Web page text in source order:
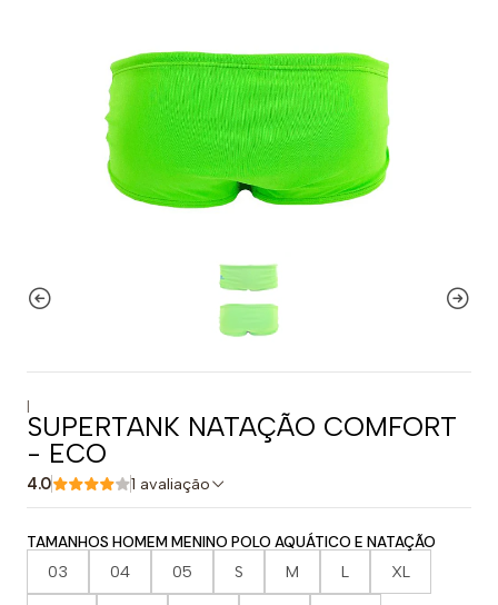
|
SUPERTANK NATAÇÃO COMFORT
- ECO
4.0 1 avaliação
TAMANHOS HOMEM MENINO POLO AQUÁTICO E NATAÇÃO
03 04 05 S M L XL